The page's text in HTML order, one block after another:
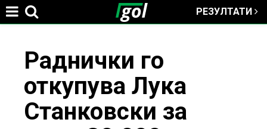
РЕЗУЛТАТИ
here
Раднички го
откупува Лука
Станковски за